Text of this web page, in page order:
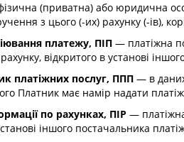
(приватна) або юридична
з цього (-их) рахунку (-ів),
платежу, ПІП — платіжна
відкритого в установі
платіжних послуг, ППП — в
Платник має намір надати
по рахунках, ПІР —
іншого постачальника